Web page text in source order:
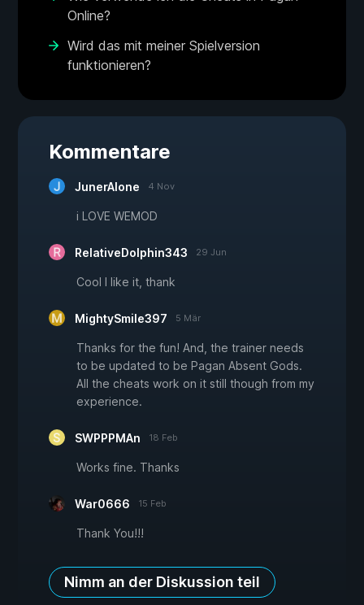
Online?
Wird das mit meiner Spielversion
funktionieren?
Kommentare
JunerAlone 4 Nov
i LOVE WEMOD
RelativeDolphin343 29 Jun
Cool I like it, thank
MightySmile397 5 Mär
Thanks for the fun! And, the trainer needs
to be updated to be Pagan Absent Gods.
All the cheats work on it still though from my
experience.
SWPPPMAn 18 Feb
Works fine. Thanks
War0666 15 Feb
Thank You!!!
Nimm an der Diskussion teil